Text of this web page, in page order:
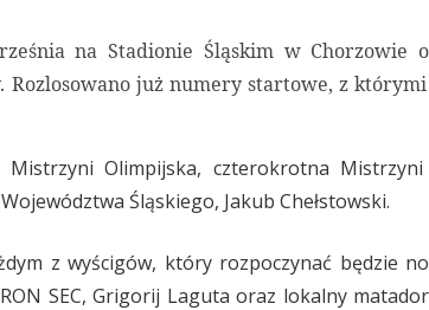
na Stadionie Śląskim w Chorzowie
już numery startowe, z
Olimpijska, czterokrotna
Śląskiego, Jakub Chełstowski.
z wyścigów, który rozpoczynać będzie
SEC, Grigorij Laguta oraz lokalny